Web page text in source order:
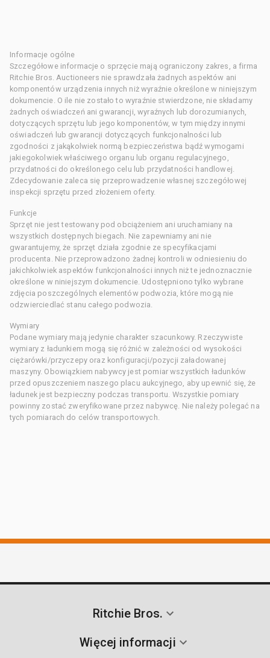
Informacje ogólne
Szczegółowe informacje o sprzęcie mają ograniczony zakres, a firma
Ritchie Bros. Auctioneers nie sprawdzała żadnych aspektów ani
komponentów urządzenia innych niż wyraźnie określone w niniejszym
dokumencie. O ile nie zostało to wyraźnie stwierdzone, nie składamy
żadnych oświadczeń ani gwarancji, wyraźnych lub dorozumianych,
dotyczących sprzętu lub jego komponentów, w tym między innymi
oświadczeń lub gwarancji dotyczących funkcjonalności lub
zgodności z jakąkolwiek normą bezpieczeństwa bądź wymogami
jakiegokolwiek właściwego organu lub organu regulacyjnego,
przydatności do określonego celu lub przydatności handlowej.
Zdecydowanie zaleca się przeprowadzenie własnej szczegółowej
inspekcji sprzętu przed złożeniem oferty.
Funkcje
Sprzęt nie jest testowany pod obciążeniem ani uruchamiany na
wszystkich dostępnych biegach. Nie zapewniamy ani nie
gwarantujemy, że sprzęt działa zgodnie ze specyfikacjami
producenta. Nie przeprowadzono żadnej kontroli w odniesieniu do
jakichkolwiek aspektów funkcjonalności innych niż te jednoznacznie
określone w niniejszym dokumencie. Udostępniono tylko wybrane
zdjęcia poszczególnych elementów podwozia, które mogą nie
odzwierciedlać stanu całego podwozia.
Wymiary
Podane wymiary mają jedynie charakter szacunkowy. Rzeczywiste
wymiary z ładunkiem mogą się różnić w zależności od wysokości
ciężarówki/przyczepy oraz konfiguracji/pozycji załadowanej
maszyny. Obowiązkiem nabywcy jest pomiar wszystkich ładunków
przed opuszczeniem naszego placu aukcyjnego, aby upewnić się, że
ładunek jest bezpieczny podczas transportu. Wszystkie pomiary
powinny zostać zweryfikowane przez nabywcę. Nie należy polegać na
tych pomiarach do celów transportowych.
Ritchie Bros.
Więcej informacji